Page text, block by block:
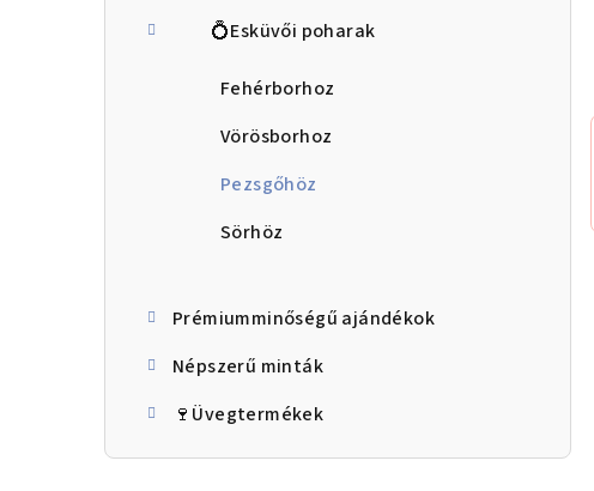
💍Esküvői poharak
Fehérborhoz
Vörösborhoz
Pezsgőhöz
Sörhöz
Prémiumminőségű ajándékok
Népszerű minták
🍷Üvegtermékek